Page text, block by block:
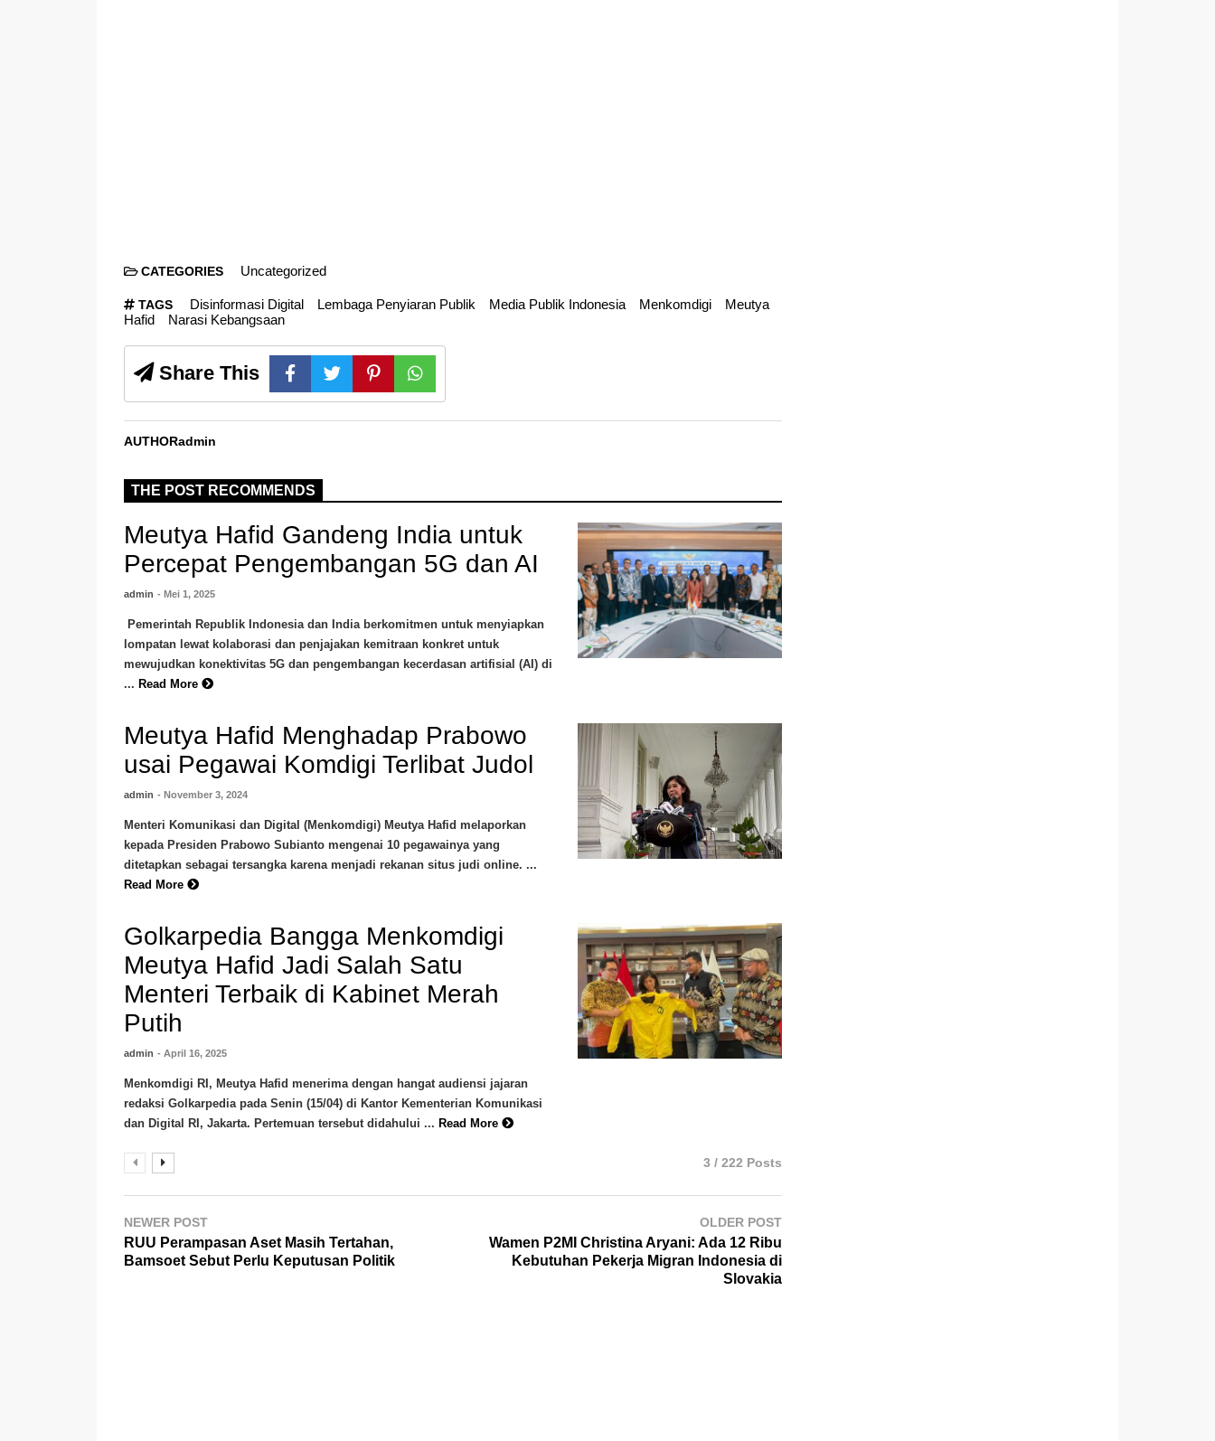
CATEGORIES Uncategorized
TAGS Disinformasi Digital Lembaga Penyiaran Publik Media Publik Indonesia Menkomdigi
Meutya
Hafid
Narasi Kebangsaan
Share This
AUTHORadmin
THE POST RECOMMENDS
Meutya Hafid Gandeng India untuk
Percepat Pengembangan 5G dan AI
admin - Mei 1, 2025
Pemerintah Republik Indonesia dan India berkomitmen untuk menyiapkan
lompatan lewat kolaborasi dan penjajakan kemitraan konkret untuk
mewujudkan konektivitas 5G dan pengembangan kecerdasan artifisial (AI) di
... Read More
Meutya Hafid Menghadap Prabowo
usai Pegawai Komdigi Terlibat Judol
admin - November 3, 2024
Menteri Komunikasi dan Digital (Menkomdigi) Meutya Hafid melaporkan
kepada Presiden Prabowo Subianto mengenai 10 pegawainya yang
ditetapkan sebagai tersangka karena menjadi rekanan situs judi online. ...
Read More
Golkarpedia Bangga Menkomdigi
Meutya Hafid Jadi Salah Satu
Menteri Terbaik di Kabinet Merah
Putih
admin - April 16, 2025
Menkomdigi RI, Meutya Hafid menerima dengan hangat audiensi jajaran
redaksi Golkarpedia pada Senin (15/04) di Kantor Kementerian Komunikasi
dan Digital RI, Jakarta. Pertemuan tersebut didahului ... Read More
3 / 222 Posts
NEWER POST
RUU Perampasan Aset Masih Tertahan,
Bamsoet Sebut Perlu Keputusan Politik
OLDER POST
Wamen P2MI Christina Aryani: Ada 12 Ribu
Kebutuhan Pekerja Migran Indonesia di
Slovakia